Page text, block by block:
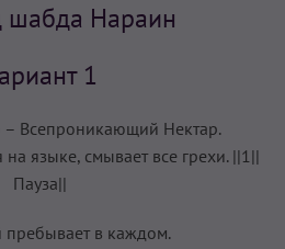
шабда Нараин
1
– Всепроникающий Нектар.
языке, смывает все грехи. ||1||
Пауза||
пребывает в каждом.